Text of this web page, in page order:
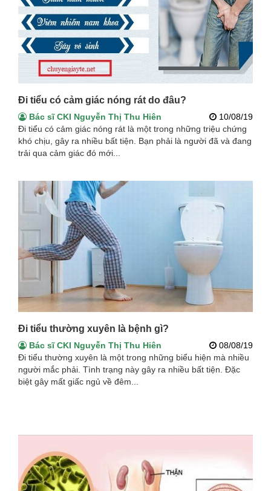
Đi tiểu có cảm giác nóng rát do đâu?
Bác sĩ CKI Nguyễn Thị Thu Hiên
10/08/19
Đi tiểu có cảm giác nóng rát là một trong những triệu chứng
khó chịu, gây ra nhiều bất tiện. Bạn phải là người đã và đang
trải qua cảm giác đó mới...
Đi tiểu thường xuyên là bệnh gì?
Bác sĩ CKI Nguyễn Thị Thu Hiên
08/08/19
Đi tiểu thường xuyên là một trong những biểu hiện mà nhiều
người mắc phải. Tình trạng này gây ra nhiều bất tiện. Đặc
biệt gây mất giấc ngủ về đêm...